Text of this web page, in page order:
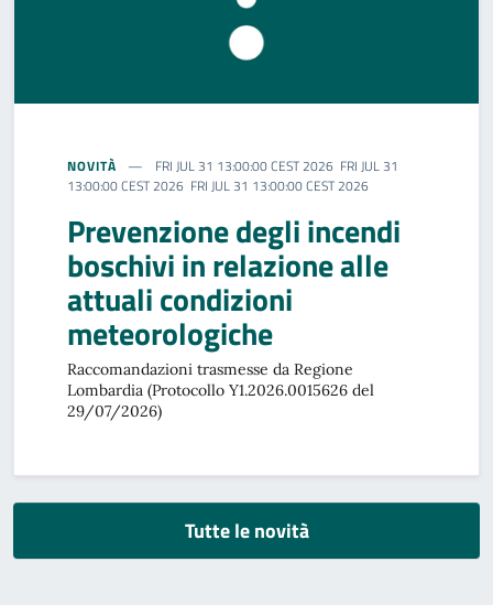
NOVITÀ
FRI JUL 31 13:00:00 CEST 2026 FRI JUL 31
13:00:00 CEST 2026 FRI JUL 31 13:00:00 CEST 2026
Prevenzione degli incendi
boschivi in relazione alle
attuali condizioni
meteorologiche
Raccomandazioni trasmesse da Regione
Lombardia (Protocollo Y1.2026.0015626 del
29/07/2026)
Tutte le novità